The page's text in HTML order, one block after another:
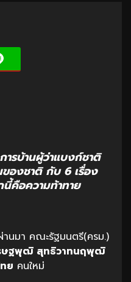
รบ้านผู้ว่าแบงก์ชาติ
องชาติ กับ 6 เรื่อง
คือความท้าทาย
นมา คณะรัฐมนตรี(ครม.)
ษฐพุฒิ สุทธิวาทนฤพุฒิ
ย คนใหม่